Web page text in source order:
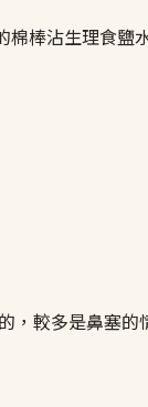
棉棒沾生理食鹽
較多是鼻塞